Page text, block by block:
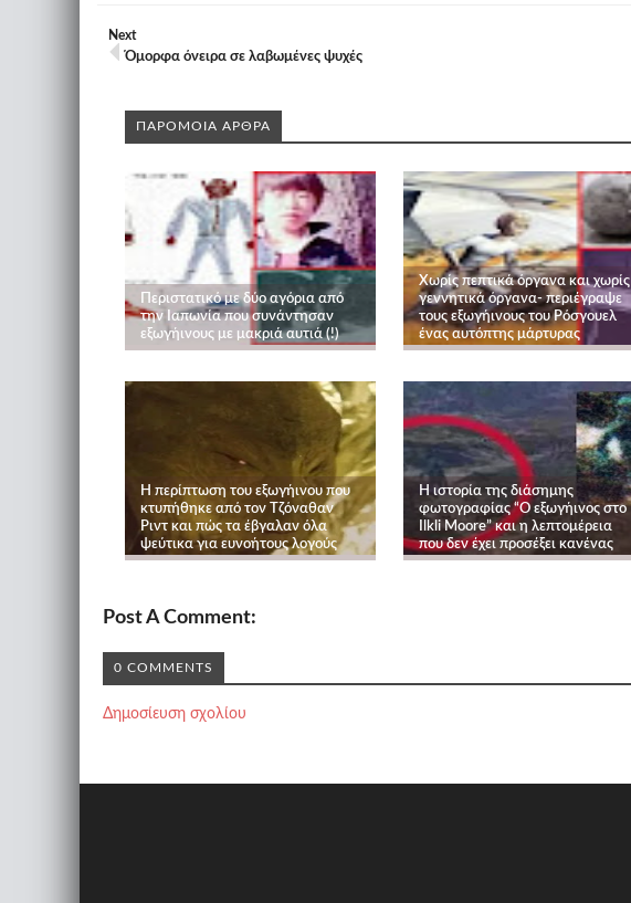
Next
Όμορφα όνειρα σε λαβωμένες ψυχές
ΠΑΡΟΜΟΙΑ ΑΡΘΡΑ
Περιστατικό με δύο αγόρια από
την Ιαπωνία που συνάντησαν
εξωγήινους με μακριά αυτιά (!)
Χωρίς πεπτικά όργανα και χωρίς
γεννητικά όργανα- περιέγραψε
τους εξωγήινους του Ρόσγουελ
ένας αυτόπτης μάρτυρας
H περίπτωση του εξωγήινου που
κτυπήθηκε από τον Τζόναθαν
Ριντ και πώς τα έβγαλαν όλα
ψεύτικα για ευνοήτους λογούς
Η ιστορία της διάσημης
φωτογραφίας “Ο εξωγήινος στο
Ilkli Moore” και η λεπτομέρεια
που δεν έχει προσέξει κανένας
Post A Comment:
0 COMMENTS
Δημοσίευση σχολίου